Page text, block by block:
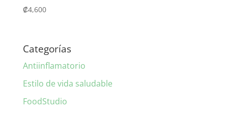
₡4,600
Categorías
Antiinflamatorio
Estilo de vida saludable
FoodStudio